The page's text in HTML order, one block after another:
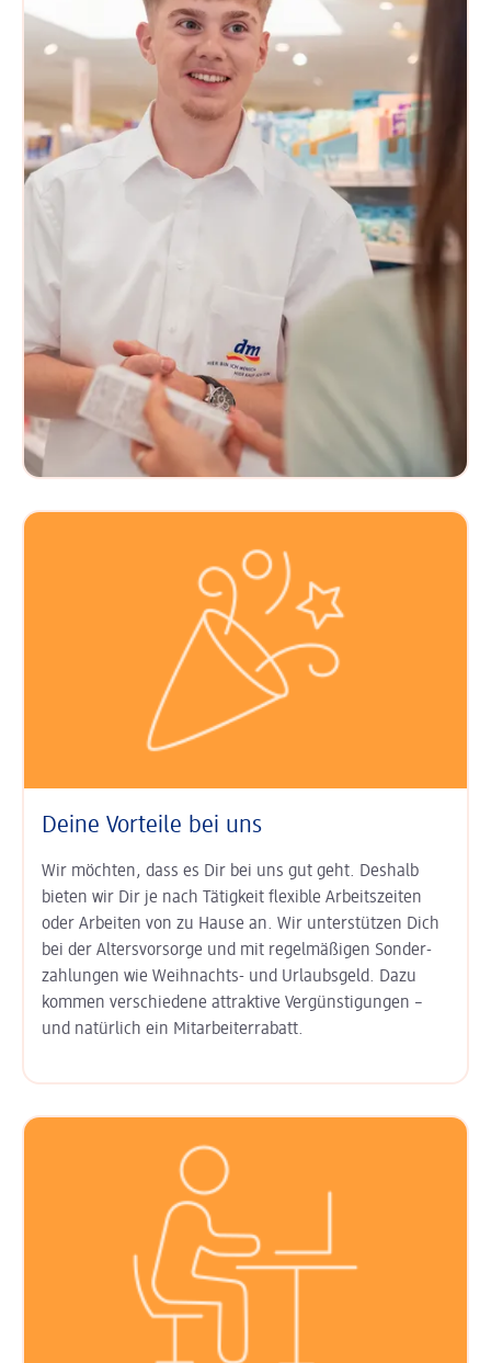
Deine Vorteile bei uns
Wir möchten, dass es Dir bei uns gut geht. Deshalb
bieten wir Dir je nach Tätigkeit flexible Arbeits­zeiten
oder Arbeiten von zu Hause an. Wir unter­stützen Dich
bei der Alters­vorsorge und mit regel­mäßigen Sonder­
zahlungen wie Weihnachts- und Urlaubs­geld. Dazu
kommen ver­schiedene attraktive Ver­günsti­gungen –
und natürlich ein Mitarbeiter­rabatt.